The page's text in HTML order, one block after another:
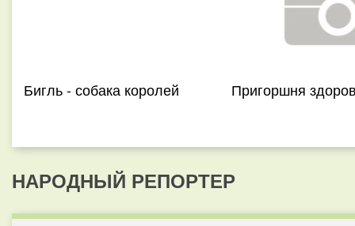
Бигль - собака королей Пригоршня
НАРОДНЫЙ РЕПОРТЕР